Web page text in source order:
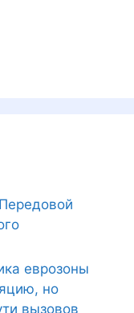
еврозоны
но
вызовов